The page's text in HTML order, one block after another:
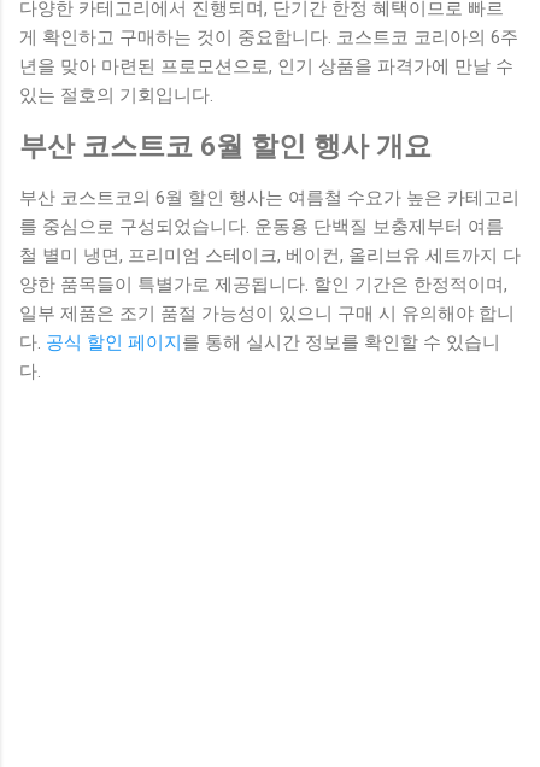
다양한 카테고리에서 진행되며, 단기간 한정 혜택이므로 빠르
게 확인하고 구매하는 것이 중요합니다. 코스트코 코리아의 6주
년을 맞아 마련된 프로모션으로, 인기 상품을 파격가에 만날 수
있는 절호의 기회입니다.
부산 코스트코 6월 할인 행사 개요
부산 코스트코의 6월 할인 행사는 여름철 수요가 높은 카테고리
를 중심으로 구성되었습니다. 운동용 단백질 보충제부터 여름
철 별미 냉면, 프리미엄 스테이크, 베이컨, 올리브유 세트까지 다
양한 품목들이 특별가로 제공됩니다. 할인 기간은 한정적이며,
일부 제품은 조기 품절 가능성이 있으니 구매 시 유의해야 합니
다. 공식 할인 페이지를 통해 실시간 정보를 확인할 수 있습니
다.